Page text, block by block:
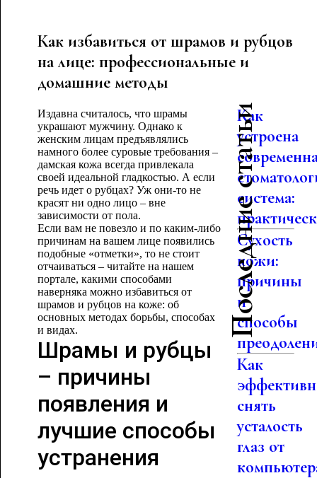
Как избавиться от шрамов и рубцов
на лице: профессиональные и
домашние методы
Издавна считалось, что шрамы
украшают мужчину. Однако к
женским лицам предъявлялись
намного более суровые требования –
дамская кожа всегда привлекала
своей идеальной гладкостью. А если
речь идет о рубцах? Уж они-то не
красят ни одно лицо – вне
зависимости от пола.
Если вам не повезло и по каким-либо
причинам на вашем лице появились
подобные «отметки», то не стоит
отчаиваться – читайте на нашем
портале, какими способами
наверняка можно избавиться от
шрамов и рубцов на коже: об
основных методах борьбы, способах
и видах.
Шрамы и рубцы
– причины
появления и
лучшие способы
устранения
Последние статьи
Как
устроена
система:
Сухость
кожи:
причины
и
способы
Как
снять
усталость
глаз от